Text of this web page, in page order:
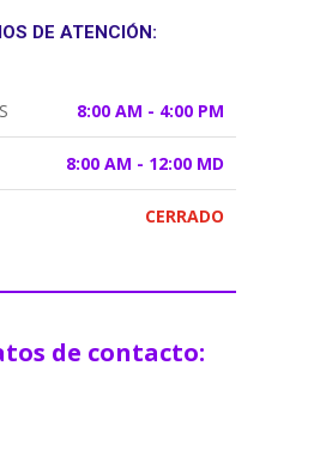
DE ATENCIÓN:
8:00 AM - 4:00 PM
8:00 AM - 12:00 MD
CERRADO
de contacto: